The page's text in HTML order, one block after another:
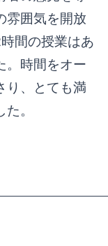
雰囲気を開放
間の授業はあ
。時間をオー
り、とても満
。
。
を尊重した